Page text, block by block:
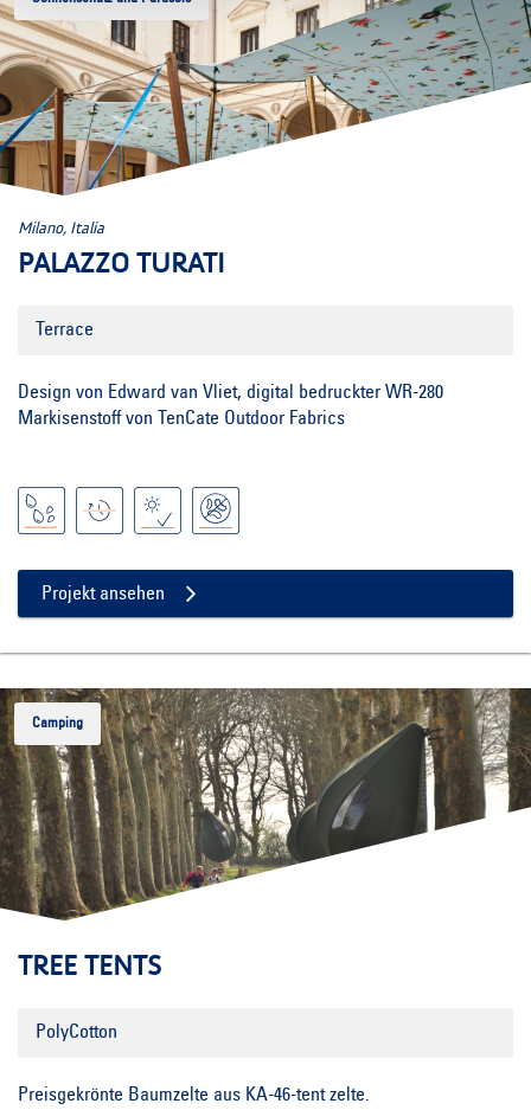
Milano, Italia
PALAZZO TURATI
Terrace
Design von Edward van Vliet, digital bedruckter WR-280
Markisenstoff von TenCate Outdoor Fabrics
Projekt ansehen
Camping
TREE TENTS
PolyCotton
Preisgekrönte Baumzelte aus KA-46-tent zelte.